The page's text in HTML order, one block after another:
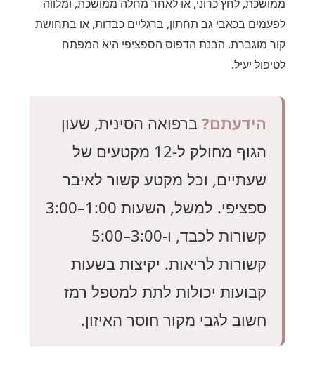
ממושכת, לחץ כרוני, או לאחר מחלה ממושכת, ומלווה
לפעמים בכאבי גב תחתון, ברגליים כבדות, או בתחושת
קור מוגברת. הבנת הדפוס הספציפי היא המפתח
לטיפול יעיל.
הידעתם? ברפואה הסינית, שעון
הגוף מחולק ל-12 מקטעים של
שעתיים, וכל מקטע קשור לאיבר
ספציפי. למשל, השעות 1:00–3:00
קשורות לכבד, ו-3:00–5:00
קשורות לריאות. יקיצות בשעות
קבועות יכולות לתת למטפל רמז
חשוב לגבי מקור חוסר האיזון.